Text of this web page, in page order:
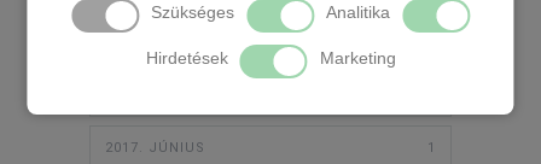
Szükséges Analitika
Hirdetések Marketing
2017. JÚNIUS 1